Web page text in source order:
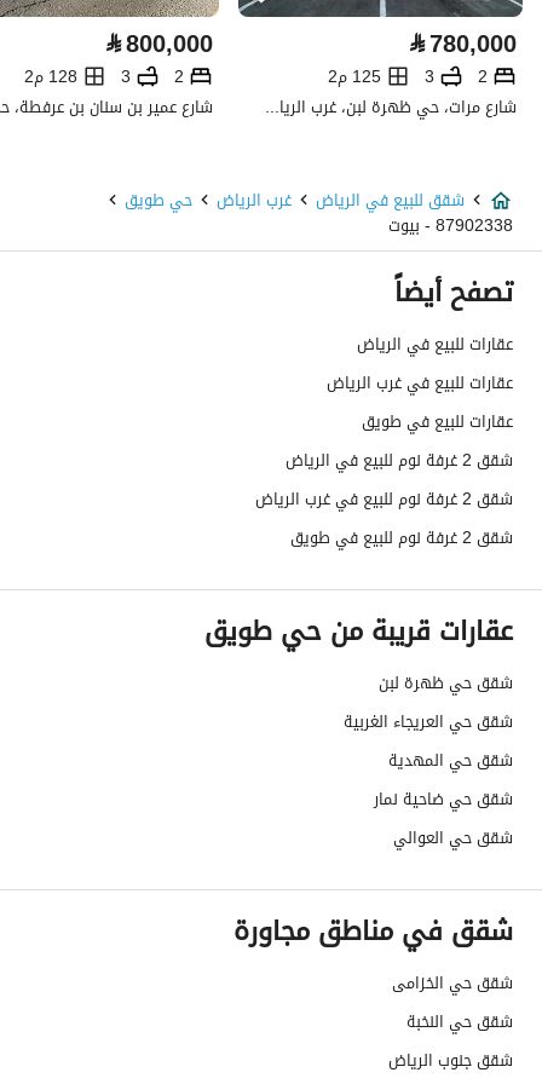
كهرباء
نعم
صرف صحي
تفاصيل اضافية
عمر العقار
جديد
عرض الشارع
0
رقم المخطط
رقم صك الملكية
واجهة العقار
حدود واطوال العقار
-
الضمانات والمدة
-
هل يوجد اي التزام على
العقار ؟
لا يوجد
مطابقة لكود البناء
السعودي
العقار مرهون
رقم الأرض
979+981+983+985+987+989
ملاحظات
حدود العقار/الملكية
⃁780,000
2
3
125 م2
شارع مرات، حي ظهرة لبن، غرب الرياض، الرياض
⃁800,000
2
3 128 م2
شقق للبيع في الرياض غرب الرياض حي طويق
87902338 - بيوت
تصفح أيضاً
عقارات للبيع في الرياض
عقارات للبيع في غرب الرياض
عقارات للبيع في طويق
شقق 2 غرفة نوم للبيع في الرياض
شقق 2 غرفة نوم للبيع في غرب الرياض
شقق 2 غرفة نوم للبيع في طويق
عقارات قريبة من حي طويق
شقق حي ظهرة لبن
شقق حي العريجاء الغربية
شقق حي المهدية
شقق حي ضاحية نمار
شقق حي العوالي
شقق في مناطق مجاورة
شقق حي الخزامى
شقق حي النخبة
شقق جنوب الرياض